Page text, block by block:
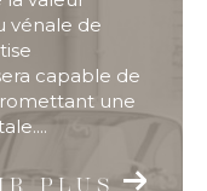
vénale de
capable de
une
PLUS